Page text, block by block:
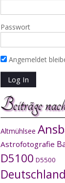
Passwort
Angemeldet
Beiträge
Altmühlsee
Astrofotografie
D5100 D5500
Deutschland